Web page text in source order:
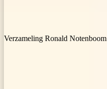
Verzameling Ronald Notenboom